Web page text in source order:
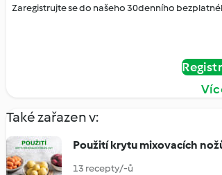
Zaregistrujte se do našeho 30denního
Také zařazen v:
Použití krytu mixovacích
13 recepty/-ů